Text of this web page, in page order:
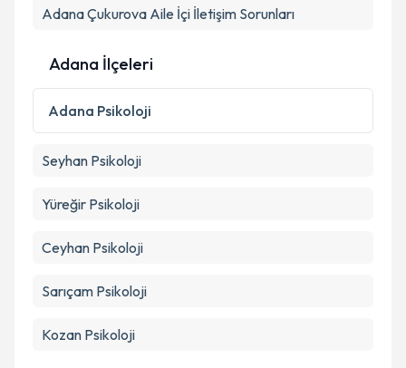
Adana Çukurova Aile İçi İletişim Sorunları
Adana İlçeleri
Adana Psikoloji
Seyhan Psikoloji
Yüreğir Psikoloji
Ceyhan Psikoloji
Sarıçam Psikoloji
Kozan Psikoloji